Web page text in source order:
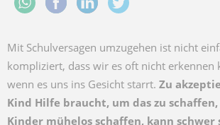
Mit Schulversagen umzugehen ist nicht
kompliziert, dass wir es oft nicht erkennen
wenn es uns ins Gesicht starrt. Zu
Kind Hilfe braucht, um das zu
Kinder mühelos schaffen, kann schwer